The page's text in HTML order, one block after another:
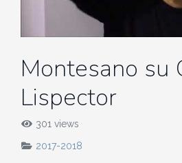
Montesano su
Lispector
301 views
2017-2018
MEDITAZIONE E CRESCITA
2016-2017
2015-2016
5. Hu Yua, Gallardo, Garro,
6. Bufalino, Nafisi, Attanasio,
7. Georgi Gospodinov
Quirante Rives
Petrignani
5. Queneau, Perec, Aragona,
Storia: 2018
Storia: 2017
Storia: 2016
Storia: 2014